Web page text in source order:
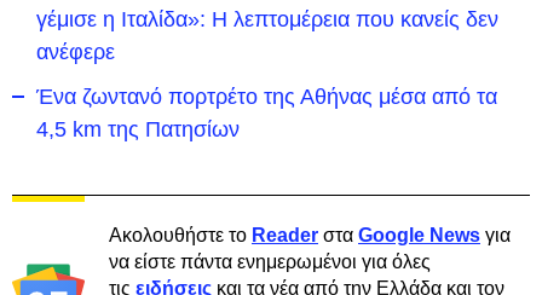
γέμισε η Ιταλίδα»: Η λεπτομέρεια που κανείς δεν
ανέφερε
Ένα ζωντανό πορτρέτο της Αθήνας μέσα από τα
4,5 km της Πατησίων
Ακολουθήστε το Reader στα Google News για
να είστε πάντα ενημερωμένοι για όλες
τις ειδήσεις και τα νέα από την Ελλάδα και τον